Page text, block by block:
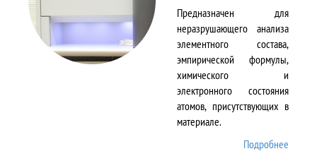
Предназначен для
неразрушающего анализа
элементного состава,
эмпирической формулы,
химического и
электронного состояния
атомов, присутствующих в
материале.
Подробнее